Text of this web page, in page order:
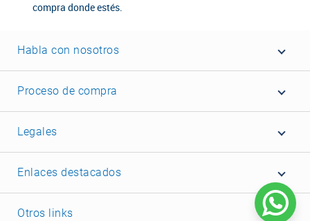
compra donde estés.
Habla con nosotros
Proceso de compra
Legales
Enlaces destacados
Otros links